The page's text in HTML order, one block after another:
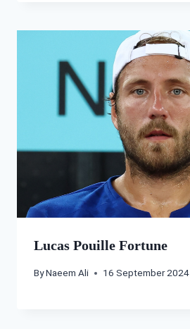
Lucas Pouille Fortune
ByNaeem Ali 16 September 2024